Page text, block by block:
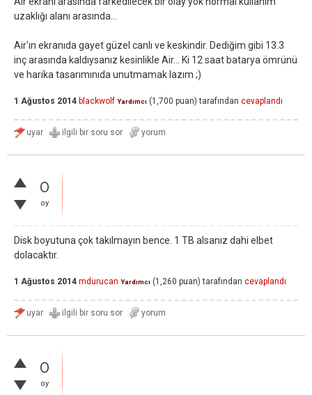
uzaklığı alanı arasında...
Air'ın ekranıda gayet güzel canlı ve keskindir. Dediğim gibi 13.3
inç arasında kaldıysanız kesinlikle Air... Ki 12 saat batarya ömrünü
ve harika tasarımınıda unutmamak lazım ;)
1 Ağustos 2014 blackwolf Yardımcı (1,700 puan) tarafından cevaplandı
0
oy
Disk boyutuna çok takılmayın bence. 1 TB alsanız dahi elbet
dolacaktır.
1 Ağustos 2014 mdurucan Yardımcı (1,260 puan) tarafından cevaplandı
0
oy